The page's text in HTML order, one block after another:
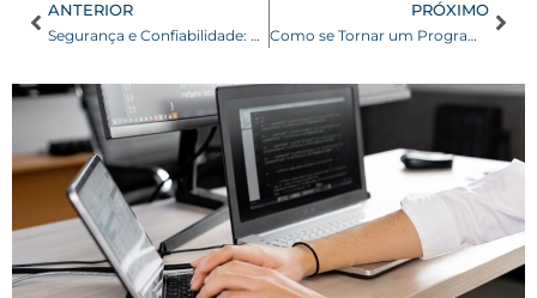
ANTERIOR
Segurança e Confiabilidade: Garantindo a Proteção dos Dados com Serviços de Outsourcing de TI
PRÓXIMO
Como se Tornar um Programador de Jogos? Saiba Mais Sobre Essa Profissão do FuturoComo se Tornar um Programador de Jogos